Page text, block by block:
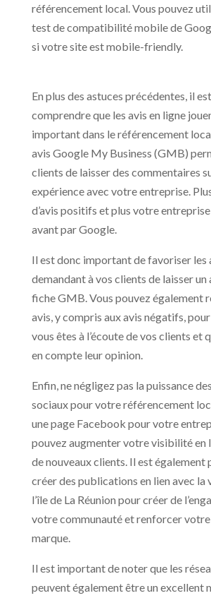
référencement local. Vous pouvez
test de compatibilité mobile de
si votre site est mobile-friendly.
En plus des astuces précédentes, il
comprendre que les avis en ligne
important dans le référencement
avis Google My Business (GMB)
clients de laisser des commentaires
expérience avec votre entreprise.
d’avis positifs et plus votre entreprise
avant par Google.
Il est donc important de favoriser les
demandant à vos clients de laisser un
fiche GMB. Vous pouvez également
avis, y compris aux avis négatifs,
vous êtes à l’écoute de vos clients et
en compte leur opinion.
Enfin, ne négligez pas la puissance
sociaux pour votre référencement
une page Facebook pour votre
pouvez augmenter votre visibilité en
de nouveaux clients. Il est également
créer des publications en lien avec la
l’île de La Réunion pour créer de
votre communauté et renforcer
marque.
Il est important de noter que les
peuvent également être un excellent